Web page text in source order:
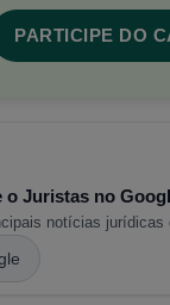
PARTICIPE DO
o Juristas no
notícias jurídicas